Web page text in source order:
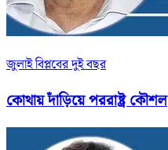
জুলাই বিপ্লবের দুই বছর
কোথায় দাঁড়িয়ে পররাষ্ট্র কৌশল